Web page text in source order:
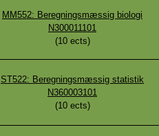
MM552: Beregningsmæssig biologi
N300011101
(10ects)
ST522: Beregningsmæssig statistik
N360003101
(10ects)